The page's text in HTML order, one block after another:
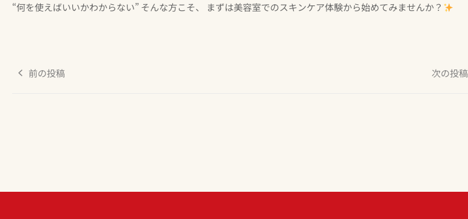
“何を使えばいいかわからない” そんな方こそ、 まずは美容室でのスキンケア体験から始めてみませんか？
前の投稿 次の投稿